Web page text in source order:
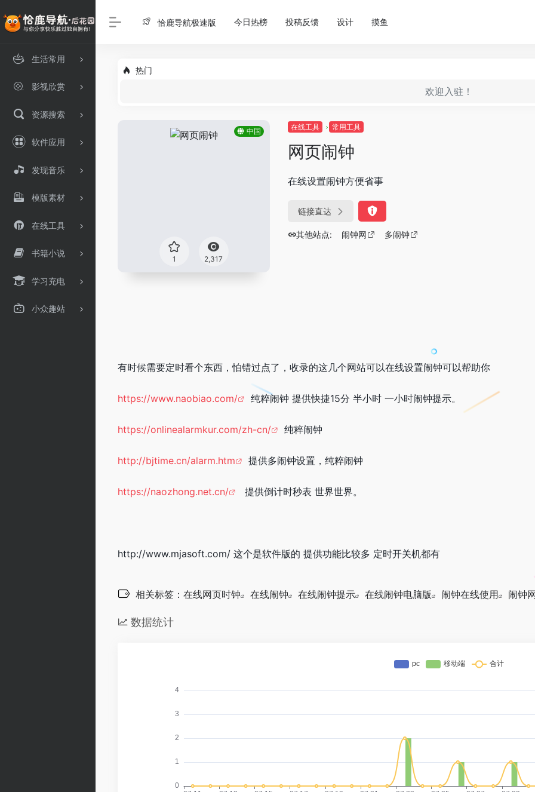
生活常用
影视欣赏
资源搜索
软件应用
发现音乐
模版素材
在线工具
书籍小说
学习充电
小众趣站
恰鹿导航极速版 今日热榜 投稿反馈 设计 摸鱼
热门
欢迎入驻！
中国
1 2,317
在线工具 常用工具
网页闹钟
在线设置闹钟方便省事
链接直达
其他站点: 闹钟网 多闹钟
有时候需要定时看个东西，怕错过点了，收录的这几个网站可以在线设置闹钟可以帮助你
https://www.naobiao.com/ 纯粹闹钟 提供快捷15分 半小时 一小时闹钟提示。
https://onlinealarmkur.com/zh-cn/ 纯粹闹钟
http://bjtime.cn/alarm.htm 提供多闹钟设置，纯粹闹钟
https://naozhong.net.cn/ 提供倒计时秒表 世界世界。
http://www.mjasoft.com/ 这个是软件版的 提供功能比较多 定时开关机都有
相关标签： 在线网页时钟 在线闹钟 在线闹钟提示 在线闹钟电脑版 闹钟在线使用 闹钟
数据统计